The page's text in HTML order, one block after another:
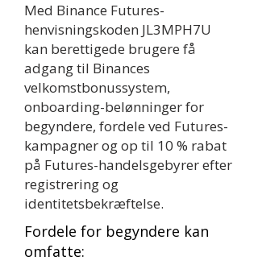
Med Binance Futures-
henvisningskoden JL3MPH7U
kan berettigede brugere få
adgang til Binances
velkomstbonussystem,
onboarding-belønninger for
begyndere, fordele ved Futures-
kampagner og op til 10 % rabat
på Futures-handelsgebyrer efter
registrering og
identitetsbekræftelse.
Fordele for begyndere kan
omfatte: